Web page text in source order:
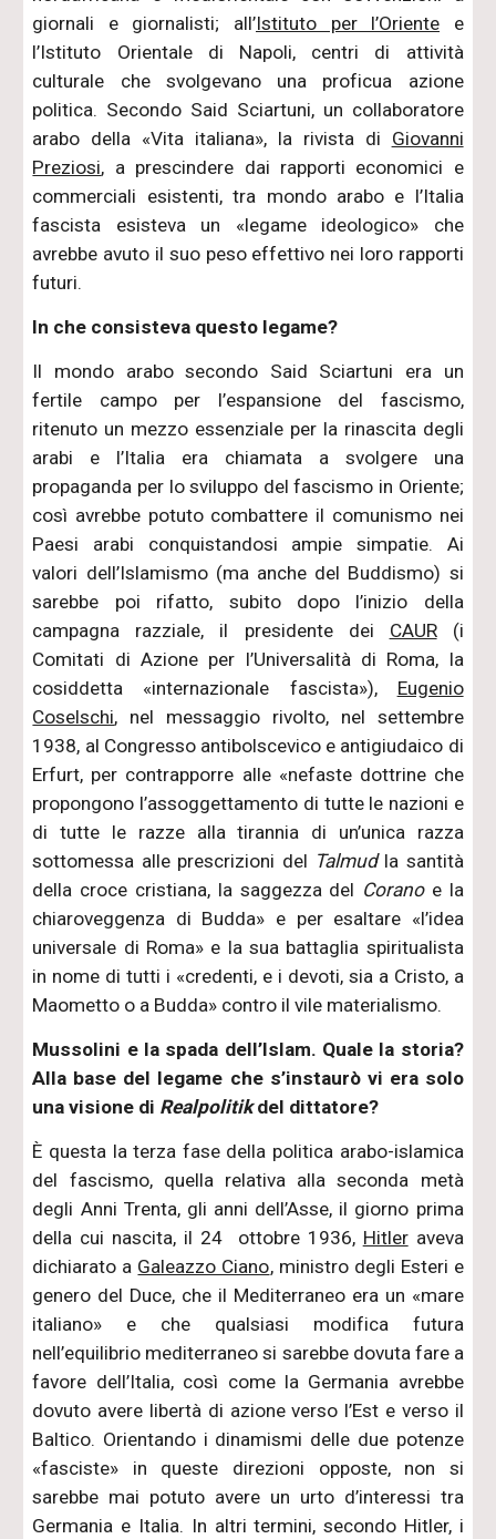
giornali e giornalisti; all’Istituto per l’Oriente e
l’Istituto Orientale di Napoli, centri di attività
culturale che svolgevano una proficua azione
politica. Secondo Said Sciartuni, un collaboratore
arabo della «Vita italiana», la rivista di Giovanni
Preziosi, a prescindere dai rapporti economici e
commerciali esistenti, tra mondo arabo e l’Italia
fascista esisteva un «legame ideologico» che
avrebbe avuto il suo peso effettivo nei loro rapporti
futuri.
In che consisteva questo legame?
Il mondo arabo secondo Said Sciartuni era un
fertile campo per l’espansione del fascismo,
ritenuto un mezzo essenziale per la rinascita degli
arabi e l’Italia era chiamata a svolgere una
propaganda per lo sviluppo del fascismo in Oriente;
così avrebbe potuto combattere il comunismo nei
Paesi arabi conquistandosi ampie simpatie. Ai
valori dell’Islamismo (ma anche del Buddismo) si
sarebbe poi rifatto, subito dopo l’inizio della
campagna razziale, il presidente dei CAUR(i
Comitati di Azione per l’Universalità di Roma, la
cosiddetta «internazionale fascista»), Eugenio
Coselschi, nel messaggio rivolto, nel settembre
1938, al Congresso antibolscevico e antigiudaico di
Erfurt, per contrapporre alle «nefaste dottrine che
propongono l’assoggettamento di tutte le nazioni e
di tutte le razze alla tirannia di un’unica razza
sottomessa alle prescrizioni del Talmudla santità
della croce cristiana, la saggezza del Coranoe la
chiaroveggenza di Budda» e per esaltare «l’idea
universale di Roma» e la sua battaglia spiritualista
in nome di tutti i «credenti, e i devoti, sia a Cristo, a
Maometto o a Budda» contro il vile materialismo.
Mussolini e la spada dell’Islam. Quale la storia?
Alla base del legame che s’instaurò vi era solo
una visione di Realpolitikdel dittatore?
È questa la terza fase della politica arabo-islamica
del fascismo, quella relativa alla seconda metà
degli Anni Trenta, gli anni dell’Asse, il giorno prima
della cui nascita, il 24 ottobre 1936, Hitleraveva
dichiarato a Galeazzo Ciano, ministro degli Esteri e
genero del Duce, che il Mediterraneo era un «mare
italiano» e che qualsiasi modifica futura
nell’equilibrio mediterraneo si sarebbe dovuta fare a
favore dell’Italia, così come la Germania avrebbe
dovuto avere libertà di azione verso l’Est e verso il
Baltico. Orientando i dinamismi delle due potenze
«fasciste» in queste direzioni opposte, non si
sarebbe mai potuto avere un urto d’interessi tra
Germania e Italia. In altri termini, secondo Hitler, i